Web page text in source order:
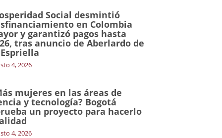
Social desmintió
en Colombia
y garantizó pagos hasta
tras anuncio de Aberlardo de
4, 2026
mujeres en las áreas de
y tecnología? Bogotá
un proyecto para hacerlo
4, 2026